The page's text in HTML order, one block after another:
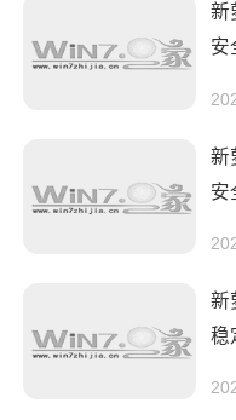
新
安
新
安
新
稳